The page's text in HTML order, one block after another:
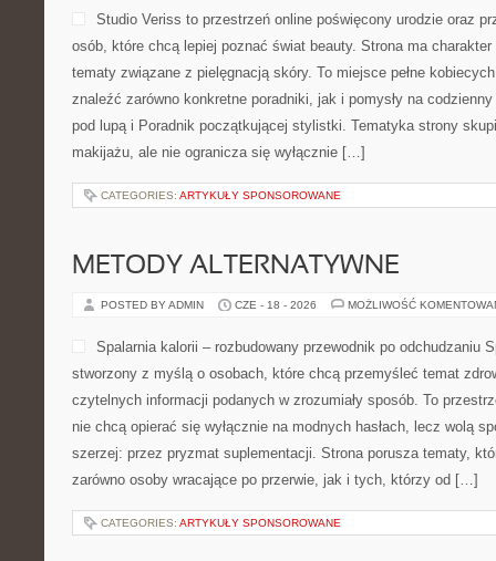
Studio Veriss to przestrzeń online poświęcony urodzie oraz
osób, które chcą lepiej poznać świat beauty. Strona ma
tematy związane z pielęgnacją skóry. To miejsce pełne
znaleźć zarówno konkretne poradniki, jak i pomysły na
pod lupą i Poradnik początkującej stylistki. Tematyka strony
makijażu, ale nie ogranicza się wyłącznie […]
CATEGORIES: ARTYKUŁY SPONSOROWANE
METODY ALTERNATYWNE
POSTED BY ADMIN CZE - 18 - 2026 MOŻLIWOŚĆ
Spalarnia kalorii – rozbudowany przewodnik po odchudzaniu
stworzony z myślą o osobach, które chcą przemyśleć temat
czytelnych informacji podanych w zrozumiały sposób. To
nie chcą opierać się wyłącznie na modnych hasłach, lecz wolą
szerzej: przez pryzmat suplementacji. Strona porusza tematy,
zarówno osoby wracające po przerwie, jak i tych, którzy od […]
CATEGORIES: ARTYKUŁY SPONSOROWANE